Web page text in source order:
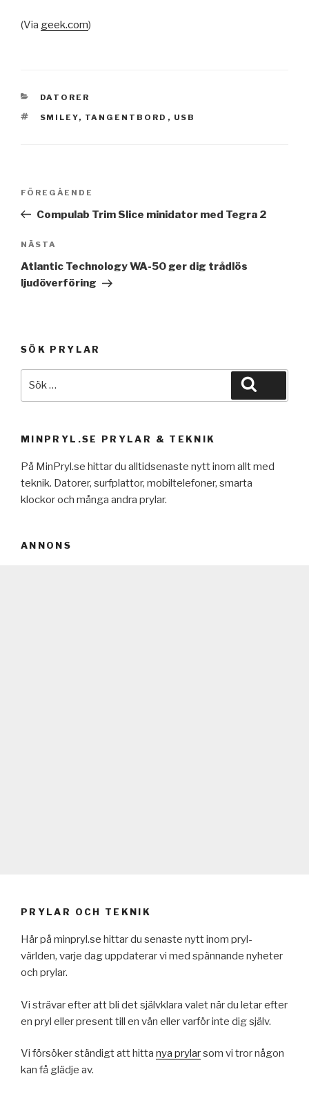
(Via geek.com)
KATEGORIER
DATORER
TAGGAR
SMILEY, TANGENTBORD , USB
Inläggsnavigering
Föregående
inlägg
FÖREGÅENDE
Compulab Trim Slice minidator med Tegra 2
Nästa
inlägg
NÄSTA
Atlantic Technology WA-50 ger dig trådlös
ljudöverföring
SÖK PRYLAR
MINPRYL.SE PRYLAR & TEKNIK
På MinPryl.se hittar du alltidsenaste nytt inom allt med
teknik. Datorer, surfplattor, mobiltelefoner, smarta
klockor och många andra prylar.
ANNONS
PRYLAR OCH TEKNIK
Här på minpryl.se hittar du senaste nytt inom pryl-
världen, varje dag uppdaterar vi med spännande nyheter
och prylar.
Vi strävar efter att bli det självklara valet när du letar efter
en pryl eller present till en vän eller varför inte dig själv.
Vi försöker ständigt att hitta nya prylarsom vi tror någon
kan få glädje av.